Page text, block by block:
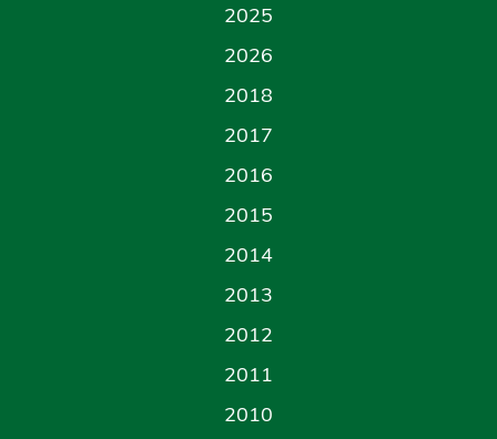
2025
2026
2018
2017
2016
2015
2014
2013
2012
2011
2010